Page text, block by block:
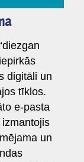
digitāli un
tīklos.
e-pasta
un